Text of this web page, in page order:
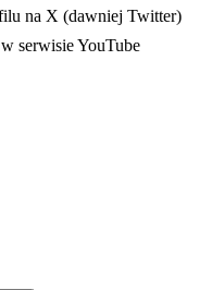
na X (dawniej Twitter)
serwisie YouTube